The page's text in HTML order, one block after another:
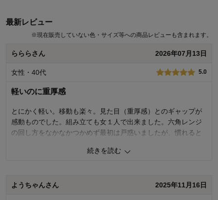
最新レビュー
※現在販売していない色・サイズ等への商品レビューも含まれます。
らららさん 2026年07月13日
女性・40代 5.0
軽いのに重厚感
とにかく軽い。移動も楽々。見た目（重厚感）とのギャップが
感動ものでした。組み立ても女１人で出来ました。六角レンジ
の回し方をなかなかつかめず最初は戸惑いましたが、慣れると
続きを読む
ようちゃんさん 2025年11月16日